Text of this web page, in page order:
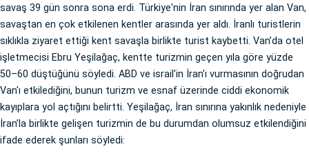
savaş 39 gün sonra sona erdi. Türkiye'nin İran sınırında yer alan Van,
savaştan en çok etkilenen kentler arasında yer aldı. İranlı turistlerin
sıklıkla ziyaret ettiği kent savaşla birlikte turist kaybetti. Van’da otel
işletmecisi Ebru Yeşilağaç, kentte turizmin geçen yıla göre yüzde
50–60 düştüğünü söyledi. ABD ve israil'in İran'ı vurmasının doğrudan
Van'ı etkilediğini, bunun turizm ve esnaf üzerinde ciddi ekonomik
kayıplara yol açtığını belirtti. Yeşilağaç, İran sınırına yakınlık nedeniyle
İran’la birlikte gelişen turizmin de bu durumdan olumsuz etkilendiğini
ifade ederek şunları söyledi: